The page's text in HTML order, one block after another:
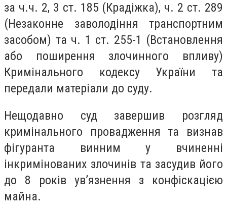
за ч.ч. 2, 3 ст. 185 (Крадіжка), ч. 2 ст. 289
(Незаконне заволодіння транспортним
засобом) та ч. 1 ст. 255-1 (Встановлення
або поширення злочинного впливу)
Кримінального кодексу України та
передали матеріали до суду.
Нещодавно суд завершив розгляд
кримінального провадження та визнав
фігуранта винним у вчиненні
інкримінованих злочинів та засудив його
до 8 років ув’язнення з конфіскацією
майна.